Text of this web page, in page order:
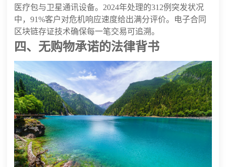
医疗包与卫星通讯设备。2024年处理的312例突发状况
中，91%客户对危机响应速度给出满分评价。电子合同
区块链存证技术确保每一笔交易可追溯。
四、无购物承诺的法律背书